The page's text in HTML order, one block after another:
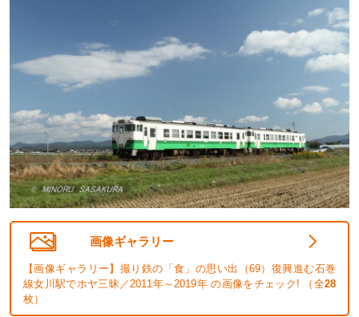
画像ギャラリー
【画像ギャラリー】撮り鉄の「食」の思い出（69）復興進む石巻
線女川駅でホヤ三昧／2011年～2019年 の画像をチェック! （全28
枚）